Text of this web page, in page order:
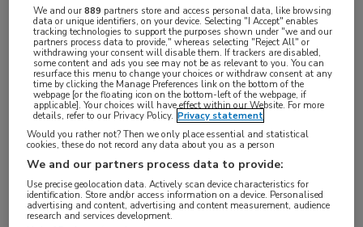
Vakgebieden:
Farmacie,Huisartsgeneeskunde,Infectieziekten
Aandachtsgebieden:
Bacteriële infecties
Tags:
azitromycine,claritromycine,erytromycine,macroliden
penicilline,zwangerschap
We and our889 partners store and access personal data, like browsing
data or unique identifiers, on your device. Selecting "I Accept" enables
tracking technologies to support the purposes shown under "we and our
partners process data to provide," whereas selecting "Reject All" or
withdrawing your consent will disable them. If trackers are disabled,
some content and ads you see may not be as relevant to you. You can
resurface this menu to change your choices or withdraw consent at any
time by clicking the Manage Preferences link on the bottom of the
webpage [or the floating icon on the bottom-left of the webpage, if
applicable]. Your choices will have effect within our Website. For more
details, refer to our Privacy Policy. Privacy statement
Would you rather not? Then we only place essential and statistical
cookies, these do not record any data about you as a person
We and our partners process data to provide:
Use precise geolocation data. Actively scan device characteristics for
identification. Store and/or access information on a device. Personalised
advertising and content, advertising and content measurement, audience
research and services development.